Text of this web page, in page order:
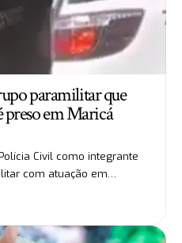
paramilitar que
preso em Maricá
Civil como integrante
com atuação em…